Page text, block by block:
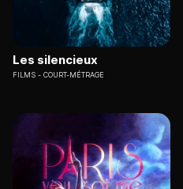
Les silencieux
FILMS COURT-MÉTRAGE